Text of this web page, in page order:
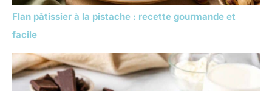
Flan pâtissier à la pistache : recette gourmande et
facile